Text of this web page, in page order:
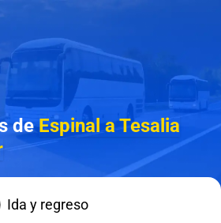
deEspinal a Tesalia
Ida y regreso